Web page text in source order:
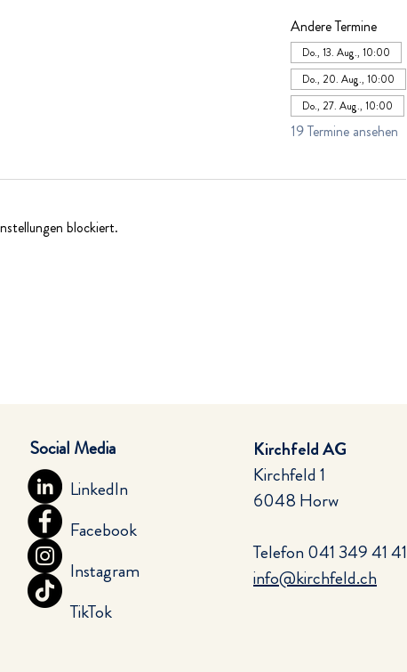
Andere Termine
Do., 13. Aug., 10:00
Do., 20. Aug., 10:00
Do., 27. Aug., 10:00
19 Termine ansehen
blockiert.
LinkedIn
Facebook
Instagram
TikTok
Social Media
Kirchfeld AG
Kirchfeld 1
6048 Horw
Telefon041 349 41 41
info@kirchfeld.ch